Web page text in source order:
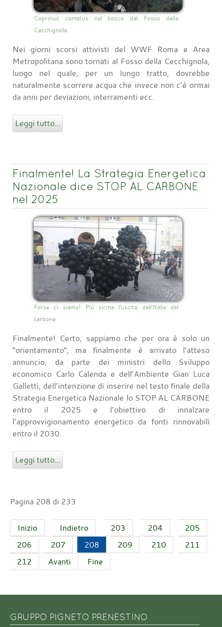
Coprinus comatus nel bosco del Fosso della
Cecchignola
Nei giorni scorsi attivisti del WWF Roma e Area
Metropolitana sono tornati al Fosso della Cecchignola,
luogo nel quale, per un lungo tratto, dovrebbe
naturalmente scorrere acqua che invece non c’è ormai
da anni per deviazioni, interramenti ecc.
Leggi tutto...
Finalmente! La Strategia Energetica
Nazionale dice STOP AL CARBONE
nel 2025
Forse ci siamo! Più vicina l'uscita dell'Italia dal
carbone
Finalmente! Certo, sappiamo che per ora è solo un
“orientamento”, ma finalmente è arrivato l’atteso
annuncio, da parte dei ministri dello Sviluppo
economico Carlo Calenda e dell’Ambiente Gian Luca
Galletti, dell’intenzione di inserire nel testo finale della
Strategia Energetica Nazionale lo STOP AL CARBONE
entro il 2025 e l’obiettivo di innalzare
l’approvvigionamento energetico da fonti rinnovabili
entro il 2030.
Leggi tutto...
Pagina 208 di 233
Inizio Indietro 203 204
205
206
207 208 209 210
211
212
Avanti Fine
GRUPPO PIGNETO PRENESTINO